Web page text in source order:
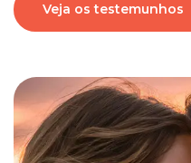
Veja os testemunhos